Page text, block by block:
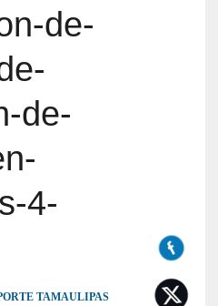
de-
de-
4-
TAMAULIPAS